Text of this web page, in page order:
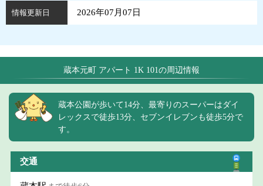
情報更新日 2026年07月07日
蔵本元町 アパート 1K 101の周辺情報
蔵本公園が歩いて14分、最寄りのスーパーはダイ
レックスで徒歩13分、セブンイレブンも徒歩5分で
す。
交通